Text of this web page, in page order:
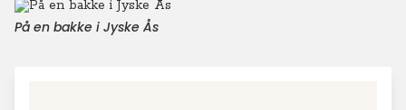
På en bakke i Jyske Ås